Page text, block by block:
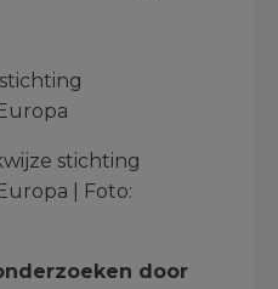
stichting
| Foto:
door